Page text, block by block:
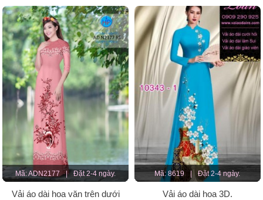
Mã: ADN2177 | Đặt 2-4 ngày.
Vải áo dài hoa văn trên dưới
Mã: 8619 | Đặt 2-4 ngày.
Vải áo dài hoa 3D.